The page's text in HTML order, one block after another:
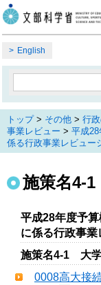
English
トップ> その他 > 行
事業レビュー > 平成
係る行政事業レビュー
施策名4-1
平成28年度予
に係る行政事業
施策名4-1 大学
0008高大接